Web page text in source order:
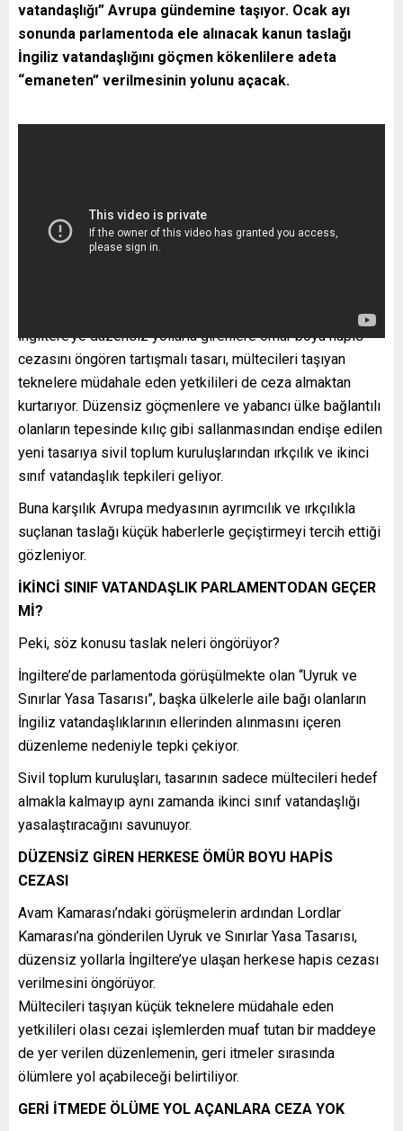
vatandaşlığı” Avrupa gündemine taşıyor. Ocak ayı
sonunda parlamentoda ele alınacak kanun taslağı
İngiliz vatandaşlığını göçmen kökenlilere adeta
“emaneten” verilmesinin yolunu açacak.
İngiltere’ye düzensiz yollarla girenlere ömür boyu hapis
cezasını öngören tartışmalı tasarı, mültecileri taşıyan
teknelere müdahale eden yetkilileri de ceza almaktan
kurtarıyor. Düzensiz göçmenlere ve yabancı ülke bağlantılı
olanların tepesinde kılıç gibi sallanmasından endişe edilen
yeni tasarıya sivil toplum kuruluşlarından ırkçılık ve ikinci
sınıf vatandaşlık tepkileri geliyor.
Buna karşılık Avrupa medyasının ayrımcılık ve ırkçılıkla
suçlanan taslağı küçük haberlerle geçiştirmeyi tercih ettiği
gözleniyor.
İKİNCİ SINIF VATANDAŞLIK PARLAMENTODAN GEÇER
Mİ?
Peki, söz konusu taslak neleri öngörüyor?
İngiltere’de parlamentoda görüşülmekte olan “Uyruk ve
Sınırlar Yasa Tasarısı”, başka ülkelerle aile bağı olanların
İngiliz vatandaşlıklarının ellerinden alınmasını içeren
düzenleme nedeniyle tepki çekiyor.
Sivil toplum kuruluşları, tasarının sadece mültecileri hedef
almakla kalmayıp aynı zamanda ikinci sınıf vatandaşlığı
yasalaştıracağını savunuyor.
DÜZENSİZ GİREN HERKESE ÖMÜR BOYU HAPİS
CEZASI
Avam Kamarası’ndaki görüşmelerin ardından Lordlar
Kamarası’na gönderilen Uyruk ve Sınırlar Yasa Tasarısı,
düzensiz yollarla İngiltere’ye ulaşan herkese hapis cezası
verilmesini öngörüyor.
Mültecileri taşıyan küçük teknelere müdahale eden
yetkilileri olası cezai işlemlerden muaf tutan bir maddeye
de yer verilen düzenlemenin, geri itmeler sırasında
ölümlere yol açabileceği belirtiliyor.
GERİ İTMEDE ÖLÜME YOL AÇANLARA CEZA YOK